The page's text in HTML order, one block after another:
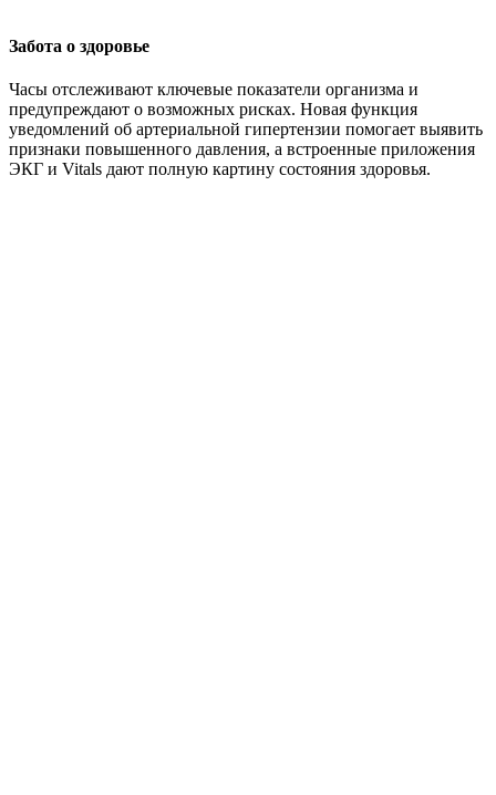
Забота о здоровье
Часы отслеживают ключевые показатели организма и
предупреждают о возможных рисках. Новая функция
уведомлений об артериальной гипертензии помогает выявить
признаки повышенного давления, а встроенные приложения
ЭКГ и Vitals дают полную картину состояния здоровья.